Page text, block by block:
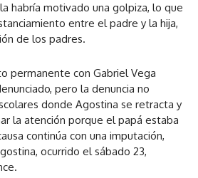
habría motivado una golpiza, lo que
entre el padre y la hija,
de los padres.
permanente con Gabriel Vega
pero la denuncia no
donde Agostina se retracta y
la atención porque el papá estaba
continúa con una imputación,
ocurrido el sábado 23,